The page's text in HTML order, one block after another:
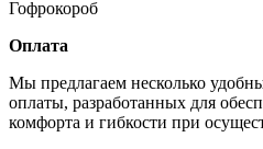
Гофрокороб
Оплата
Мы предлагаем несколько
оплаты, разработанных для
комфорта и гибкости при